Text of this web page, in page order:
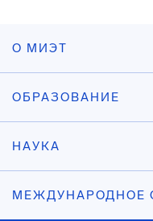
О МИЭТ
ОБРАЗОВАНИЕ
НАУКА
МЕЖДУНАРОДНОЕ